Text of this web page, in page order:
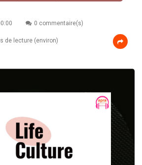
0 commentaire(s)
de lecture (environ)